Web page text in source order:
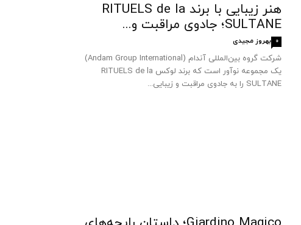
هنر زیبایی با برند RITUELS de la
SULTANE؛ جادوی مراقبت و...
بهروز مجیدی 0
شرکت گروه بین‌المللی آندام (Andam Group International)
یک مجموعه نوآور است که برند لوکس RITUELS de la
SULTANE را به جادوی مراقبت و زیبایی...